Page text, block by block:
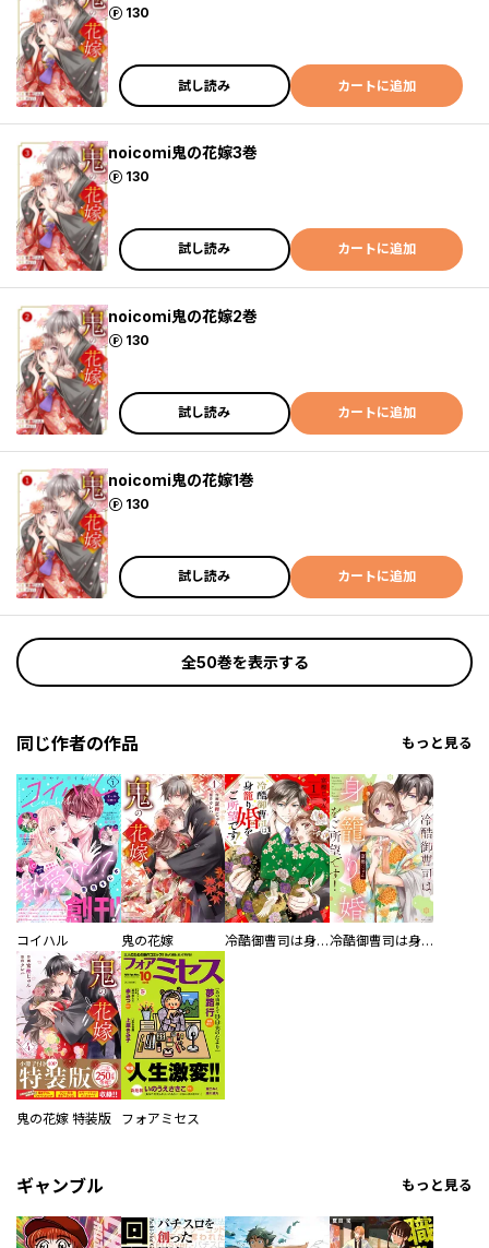
130
ポイント
試し読み カートに追加
noicomi鬼の花嫁3巻
130
ポイント
試し読み カートに追加
noicomi鬼の花嫁2巻
130
ポイント
試し読み カートに追加
noicomi鬼の花嫁1巻
130
ポイント
試し読み カートに追加
全50巻を表示する
同じ作者の作品 もっと見る
コイハル 鬼の花嫁 冷酷御曹司は身籠り婚をご所望です！【単話売】 冷酷御曹司は身籠り婚をご所望です！
鬼の花嫁 特装版 フォアミセス
ギャンブル もっと見る